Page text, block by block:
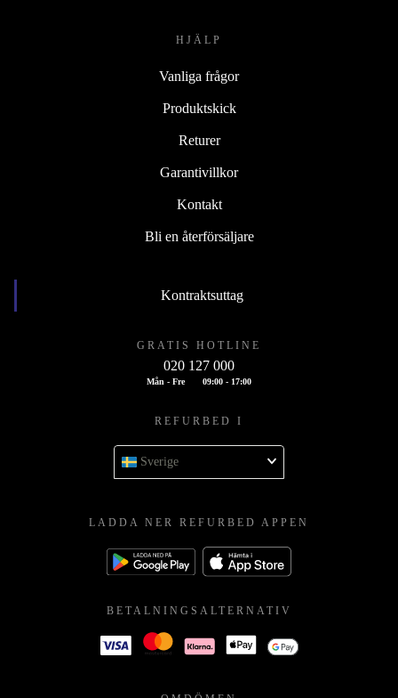
HJÄLP
Vanliga frågor
Produktskick
Returer
Garantivillkor
Kontakt
Bli en återförsäljare
Kontraktsuttag
GRATIS HOTLINE
020 127 000
Mån - Fre 09:00 - 17:00
REFURBED I
Sverige
LADDA NER REFURBED APPEN
BETALNINGSALTERNATIV